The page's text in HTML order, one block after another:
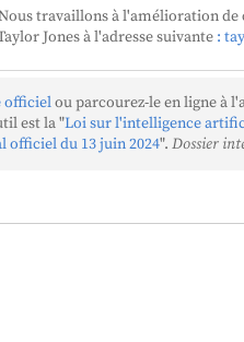
travaillons à l'amélioration de
Jones à l'adresse suivante :
officielou parcourez-le en ligne à
est la "Loi sur l'intelligence
officiel du 13 juin 2024". Dossier